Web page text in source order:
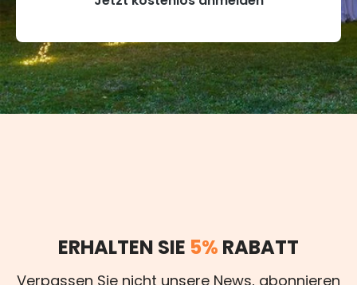
ERHALTEN SIE 5% RABATT
Verpassen Sie nicht unsere News, abonnieren